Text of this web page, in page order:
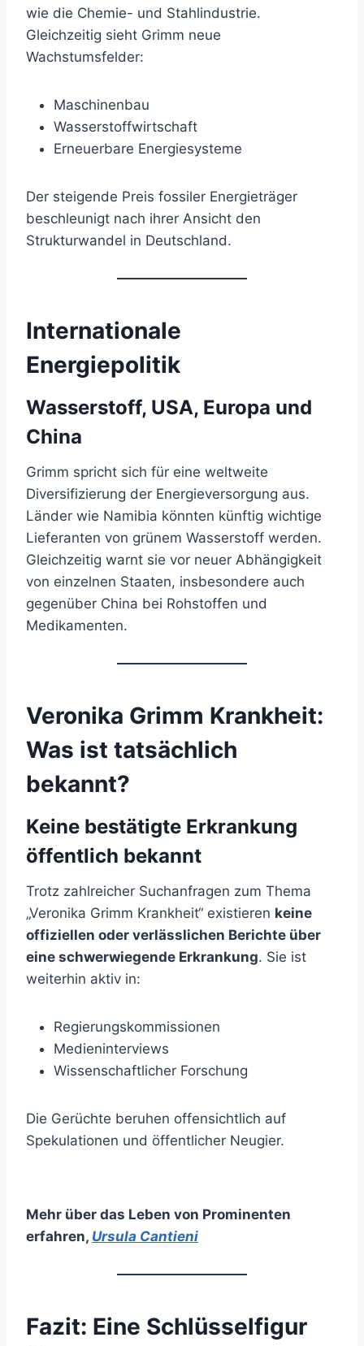
wie die Chemie- und Stahlindustrie.
Gleichzeitig sieht Grimm neue
Wachstumsfelder:
Maschinenbau
Wasserstoffwirtschaft
Erneuerbare Energiesysteme
Der steigende Preis fossiler Energieträger
beschleunigt nach ihrer Ansicht den
Strukturwandel in Deutschland.
Internationale
Energiepolitik
Wasserstoff, USA, Europa und
China
Grimm spricht sich für eine weltweite
Diversifizierung der Energieversorgung aus.
Länder wie Namibia könnten künftig wichtige
Lieferanten von grünem Wasserstoff werden.
Gleichzeitig warnt sie vor neuer Abhängigkeit
von einzelnen Staaten, insbesondere auch
gegenüber China bei Rohstoffen und
Medikamenten.
Veronika Grimm Krankheit:
Was ist tatsächlich
bekannt?
Keine bestätigte Erkrankung
öffentlich bekannt
Trotz zahlreicher Suchanfragen zum Thema
„Veronika Grimm Krankheit“ existieren keine
offiziellen oder verlässlichen Berichte über
eine schwerwiegende Erkrankung. Sie ist
weiterhin aktiv in:
Regierungskommissionen
Medieninterviews
Wissenschaftlicher Forschung
Die Gerüchte beruhen offensichtlich auf
Spekulationen und öffentlicher Neugier.
Mehr über das Leben von Prominenten
erfahren, Ursula Cantieni
Fazit: Eine Schlüsselfigur